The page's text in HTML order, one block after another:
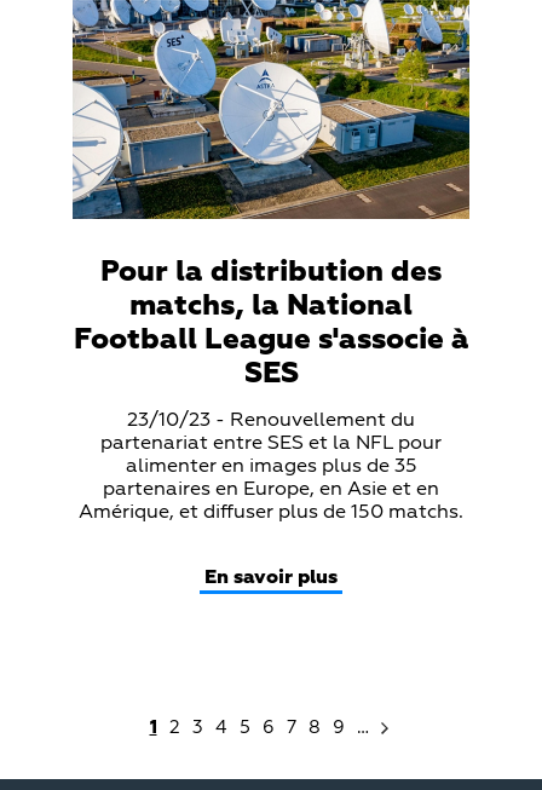
Teaser
Media
Pour la distribution des
matchs, la National
Football League s'associe à
SES
Teaser
Text
23/10/23 - Renouvellement du
partenariat entre SES et la NFL pour
alimenter en images plus de 35
partenaires en Europe, en Asie et en
Amérique, et diffuser plus de 150 matchs.
En savoir plus
1 2 3 4 5 6 7 8 9 …